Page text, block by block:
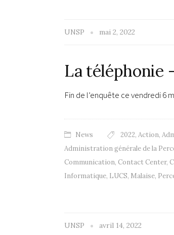
UNSP mai 2, 2022
La téléphonie
Fin de l’enquête ce vendredi 6
News 2022, Action,
Administration générale de la
Communication, Contact Center,
Informatique, LUCS, Malaise,
UNSP avril 14, 2022